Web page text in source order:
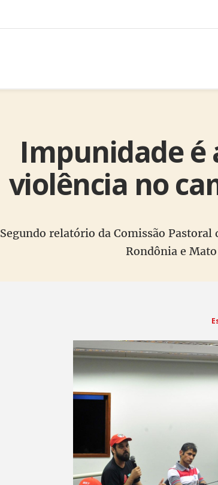
Impunidade é
violência no
Segundo relatório da Comissão Pastoral
Rondônia e